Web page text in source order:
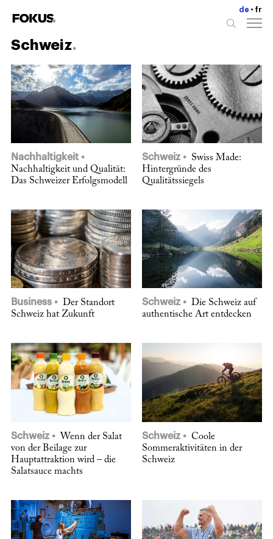
de fr
Schweiz
Nachhaltigkeit
Nachhaltigkeit und Qualität:
Das Schweizer Erfolgsmodell
Schweiz
Swiss Made:
Hintergründe des
Qualitätssiegels
Business
Der Standort
Schweiz hat Zukunft
Schweiz
Die Schweiz auf
authentische Art entdecken
Schweiz
Wenn der Salat
von der Beilage zur
Hauptattraktion wird – die
Salatsauce machts
Schweiz
Coole
Sommeraktivitäten in der
Schweiz